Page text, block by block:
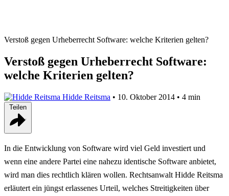
Verstoß gegen Urheberrecht Software: welche Kriterien gelten?
Verstoß gegen Urheberrecht Software:
welche Kriterien gelten?
Hidde Reitsma • 10. Oktober 2014 • 4 min
In die Entwicklung von Software wird viel Geld investiert und
wenn eine andere Partei eine nahezu identische Software anbietet,
wird man dies rechtlich klären wollen. Rechtsanwalt Hidde Reitsma
erläutert ein jüngst erlassenes Urteil, welches Streitigkeiten über